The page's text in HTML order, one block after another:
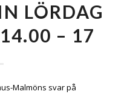
LÖRDAG
– 17
Malmöns svar på